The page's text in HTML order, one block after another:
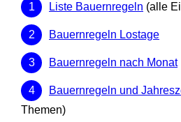
Liste Bauernregeln (alle
Bauernregeln Lostage
Bauernregeln nach Monat
Bauernregeln und
Themen)